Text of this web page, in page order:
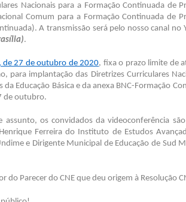
Nacionais para a Formação Continuada de
Comum para a Formação Continuada de
A transmissão será pelo nosso canal no
.
de 27 de outubro de 2020, fixa o prazo limite de
para implantação das Diretrizes Curriculares
Educação Básica e da anexa BNC-Formação
de outubro.
assunto, os convidados da videoconferência
Ferreira do Instituto de Estudos
e Dirigente Municipal de Educação de Sud
do Parecer do CNE que deu origem à Resolução